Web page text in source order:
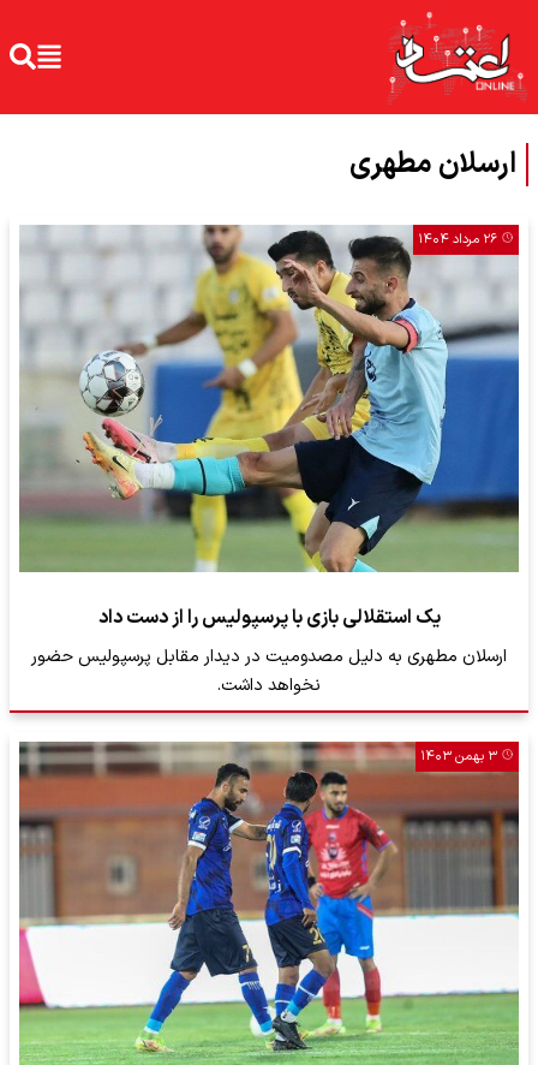
ارسلان مطهری
۲۶ مرداد ۱۴۰۴
یک استقلالی بازی با پرسپولیس را از دست داد
ارسلان مطهری به دلیل مصدومیت در دیدار مقابل پرسپولیس حضور
نخواهد داشت.
۳ بهمن ۱۴۰۳